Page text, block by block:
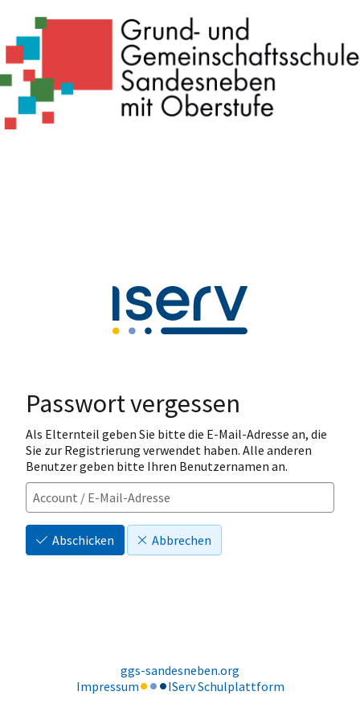
Passwort vergessen
Als Elternteil geben Sie bitte die E-Mail-Adresse an, die
Sie zur Registrierung verwendet haben. Alle anderen
Benutzer geben bitte Ihren Benutzernamen an.
Abschicken Abbrechen
ggs-sandesneben.org
Impressum
IServ Schulplattform